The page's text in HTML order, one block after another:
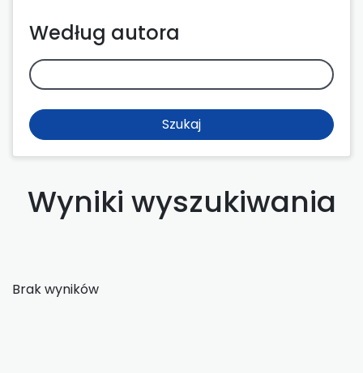
Według autora
Szukaj
Wyniki wyszukiwania
Brak wyników